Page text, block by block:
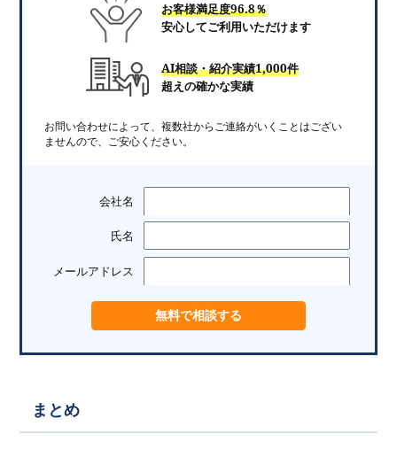
お客様満足度96.8％
安心してご利用いただけます
AI相談・紹介実績1,000件
超えの確かな実績
お問い合わせによって、複数社からご連絡がいくことはござい
ませんので、ご安心ください。
会社名
氏名
メールアドレス
まとめ